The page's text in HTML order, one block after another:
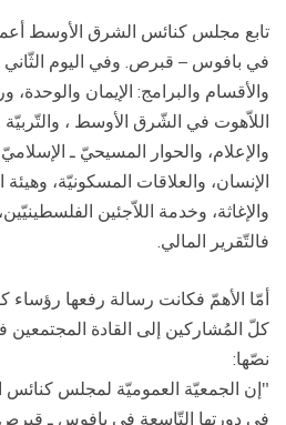
تابع مجلس كنائس الشرق الأوسط
في بافوس – قبرص. وفي اليوم الثّاني
والأقسام والبرامج: الإيمان والوحدة،
اللاّهوت في الشّرق الأوسط ، والتّربيّة
والإعلام، والحوار المسيحيّ ـ
الإنسان، والعلاقات المسكونيّة،
والإغاثة، وخدمة اللاّجئين
فالتّقرير المالي.
أمّا الأهمّ فكانت رسالة رفعها
كلّ المُشاركين إلى القادة المجتمعين
نصّها:
"إن الجمعيّة العموميّة لمجلس كنائس